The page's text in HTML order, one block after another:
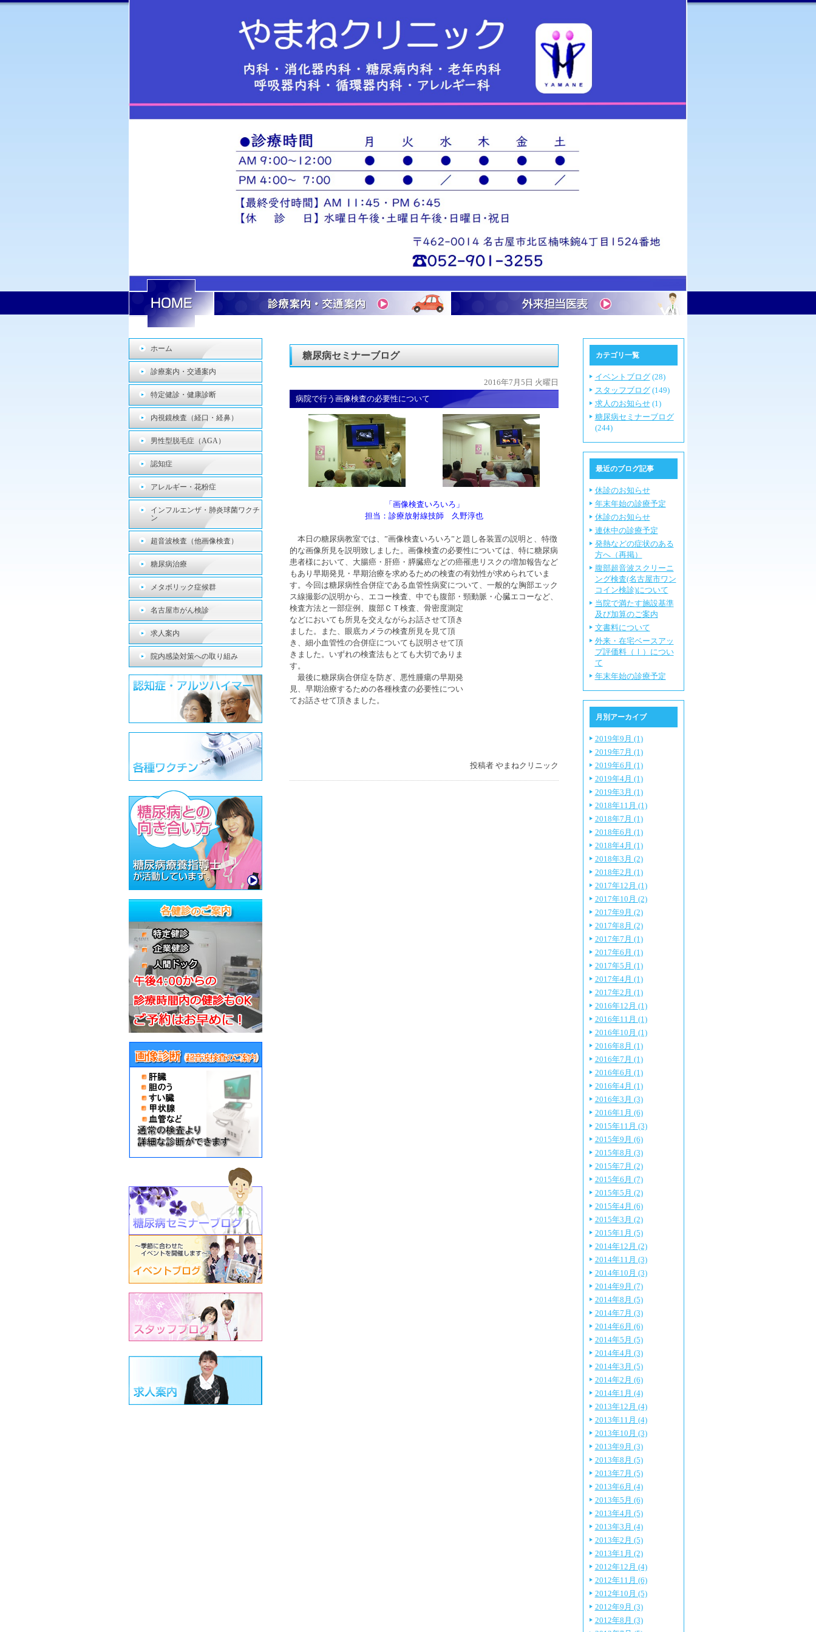
糖尿病セミナーブログ
2016年7月5日 火曜日
病院で行う画像検査の必要性について
「画像検査いろいろ」
担当：診療放射線技師 久野淳也
本日の糖尿病教室では、”画像検査いろいろ”と題し各装置の説明と、特徴
的な画像所見を説明致しました。画像検査の必要性については、特に糖尿病
患者様において、大腸癌・肝癌・膵臓癌などの癌罹患リスクの増加報告など
もあり早期発見・早期治療を求めるための検査の有効性が求められていま
す。今回は糖尿病性合併症である血管性病変について、一般的な胸部エック
ス線撮影の説明から、エコー検査、中でも腹部・頸動脈・心臓エコーなど、
検査方法と一部症例、 腹部ＣＴ検査、骨密度測定
などにおいても所見を交えながらお話させて頂き
ました。また、眼底カメラの検査所見を見て頂
き、細小血管性の合併症についても説明させて頂
きました。いずれの検査法もとても大切でありま
す。
最後に糖尿病合併症を防ぎ、悪性腫瘍の早期発
見、早期治療するための各種検査の必要性につい
てお話させて頂きました。
投稿者やまねクリニック
カテゴリ一覧
イベントブログ(28)
スタッフブログ(149)
求人のお知らせ(1)
糖尿病セミナーブログ
(244)
最近のブログ記事
休診のお知らせ
年末年始の診療予定
休診のお知らせ
連休中の診療予定
発熱などの症状のある
方へ（再掲）
腹部超音波スクリーニ
ング検査(名古屋市ワン
コイン検診)について
当院で満たす施設基準
及び加算のご案内
文書料について
外来・在宅ベースアッ
プ評価料（Ⅰ）につい
て
年末年始の診療予定
月別アーカイブ
2019年9月 (1)
2019年7月 (1)
2019年6月 (1)
2019年4月 (1)
2019年3月 (1)
2018年11月 (1)
2018年7月 (1)
2018年6月 (1)
2018年4月 (1)
2018年3月 (2)
2018年2月 (1)
2017年12月 (1)
2017年10月 (2)
2017年9月 (2)
2017年8月 (2)
2017年7月 (1)
2017年6月 (1)
2017年5月 (1)
2017年4月 (1)
2017年2月 (1)
2016年12月 (1)
2016年11月 (1)
2016年10月 (1)
2016年8月 (1)
2016年7月 (1)
2016年6月 (1)
2016年4月 (1)
2016年3月 (3)
2016年1月 (6)
2015年11月 (3)
2015年9月 (6)
2015年8月 (3)
2015年7月 (2)
2015年6月 (7)
2015年5月 (2)
2015年4月 (6)
2015年3月 (2)
2015年1月 (5)
2014年12月 (2)
2014年11月 (3)
2014年10月 (3)
2014年9月 (7)
2014年8月 (5)
2014年7月 (3)
2014年6月 (6)
2014年5月 (5)
2014年4月 (3)
2014年3月 (5)
2014年2月 (6)
2014年1月 (4)
2013年12月 (4)
2013年11月 (4)
2013年10月 (3)
2013年9月 (3)
2013年8月 (5)
2013年7月 (5)
2013年6月 (4)
2013年5月 (6)
2013年4月 (5)
2013年3月 (4)
2013年2月 (5)
2013年1月 (2)
2012年12月 (4)
2012年11月 (6)
2012年10月 (5)
2012年9月 (3)
2012年8月 (3)
ホーム
診療案内・交通案内
特定健診・健康診断
内視鏡検査（経口・経鼻）
男性型脱毛症（AGA）
認知症
アレルギー・花粉症
インフルエンザ・肺炎球菌ワクチ
ン
超音波検査（他画像検査）
糖尿病治療
メタボリック症候群
名古屋市がん検診
求人案内
院内感染対策への取り組み